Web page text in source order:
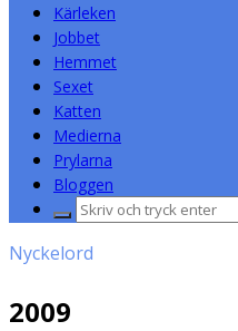
Kärleken
Jobbet
Hemmet
Sexet
Katten
Medierna
Prylarna
Bloggen
Sök
Nyckelord
2009